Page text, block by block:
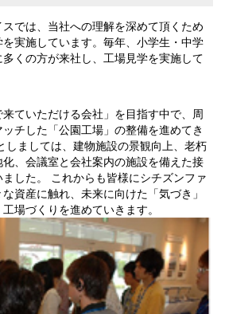
では、当社への理解を深めて頂くため
実施しています。毎年、小学生・中学
くの方が来社し、工場見学を実施して
ていただける会社」を目指す中で、周
チした「公園工場」の整備を進めてき
しましては、建物施設の景観向上、老朽
、会議室と会社案内の施設を備えた接
した。 これからも皆様にシチズンファ
資産に触れ、未来に向けた「気づき」
場づくりを進めていきます。